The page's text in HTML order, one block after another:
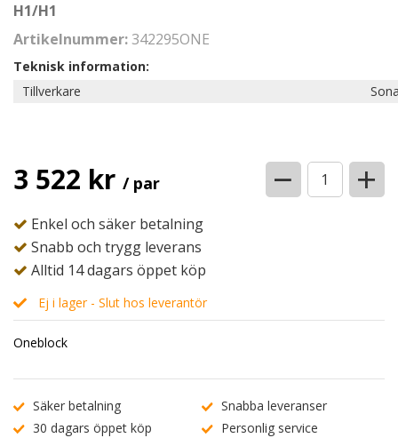
H1/H1
Artikelnummer:342295ONE
Teknisk information:
Tillverkare
3 522 kr / par − +
Enkel och säker betalning
Snabb och trygg leverans
Alltid 14 dagars öppet köp
Ej i lager - Slut hos leverantör
Oneblock
Säker betalning
Snabba leveranser
30 dagars öppet köp
Personlig service